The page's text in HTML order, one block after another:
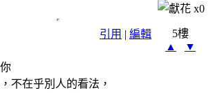
x0
引用 | 編輯
5樓
▲
▼
不在乎別人的看法，